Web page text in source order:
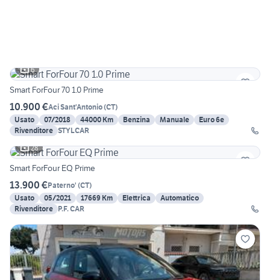
6
Smart ForFour 70 1.0 Prime
10.900 €Aci Sant'Antonio(CT)
Usato
07/2018 44000 Km Benzina Manuale
Euro 6e
Rivenditore STYLCAR
28
Smart ForFour EQ Prime
13.900 €Paterno' (CT)
Usato
05/2021 17669 Km Elettrica
Automatico
Rivenditore P.F. CAR